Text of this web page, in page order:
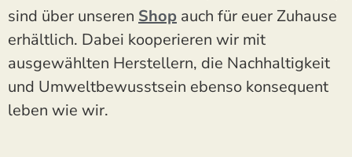
sind über unseren Shop auch für euer Zuhause
erhältlich. Dabei kooperieren wir mit
ausgewählten Herstellern, die Nachhaltigkeit
und Umweltbewusstsein ebenso konsequent
leben wie wir.